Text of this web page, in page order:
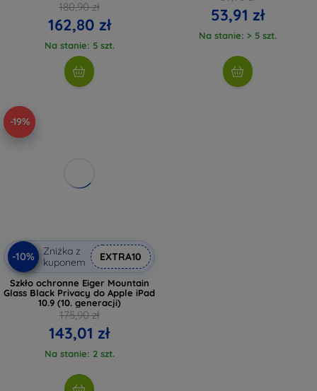
180,90 zł
162,80 zł
Na stanie: 5 szt.
53,91 zł
Na stanie: > 5 szt.
-19%
-10%
Zniżka z
kuponem
EXTRA10
Szkło ochronne Eiger Mountain
Glass Black Privacy do Apple iPad
10.9 (10. generacji)
175,90 zł
143,01 zł
Na stanie: 2 szt.